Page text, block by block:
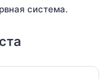
система.